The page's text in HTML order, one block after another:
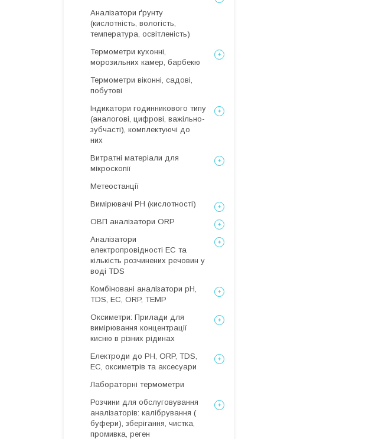
Аналізатори ґрунту
(кислотність, вологість,
температура, освітленість)
Термометри кухонні,
морозильних камер, барбекю
Термометри віконні, садові,
побутові
Індикатори годинникового типу
(аналогові, цифрові, важільно-
зубчасті), комплектуючі до
них
Витратні матеріали для
мікроскопії
Метеостанції
Вимірювачі РН (кислотності)
ОВП аналізатори ORP
Аналізатори
електропровідності EC та
кількість розчинених речовин у
воді TDS
Комбіновані аналізатори pH,
TDS, EC, ORP, TEMP
Оксиметри: Прилади для
вимірювання концентрації
кисню в різних рідинах
Електроди до PH, ORP, TDS,
EC, оксиметрів та аксесуари
Лабораторні термометри
Розчини для обслуговування
аналізаторів: калібрування (
буфери), зберігання, чистка,
промивка, реген